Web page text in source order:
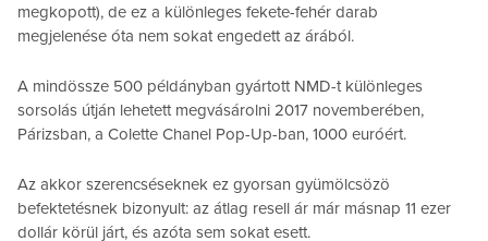
megkopott), de ez a különleges fekete-fehér darab
megjelenése óta nem sokat engedett az árából.
A mindössze 500 példányban gyártott NMD-t különleges
sorsolás útján lehetett megvásárolni 2017 novemberében,
Párizsban, a Colette Chanel Pop-Up-ban, 1000 euróért.
Az akkor szerencséseknek ez gyorsan gyümölcsözö
befektetésnek bizonyult: az átlag resell ár már másnap 11 ezer
dollár körül járt, és azóta sem sokat esett.